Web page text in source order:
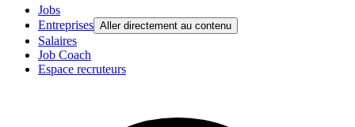
Jobs
Entreprises Aller directement au contenu
Salaires
Job Coach
Espace recruteurs